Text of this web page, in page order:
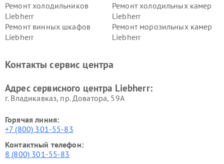
Ремонт холодильников
Liebherr
Ремонт холодильных камер
Liebherr
Ремонт винных шкафов
Liebherr
Ремонт морозильных камер
Liebherr
Контакты сервис центра
Адрес сервисного центра Liebherr:
г. Владикавказ, пр. Доватора, 59А
Горячая линия:
+7 (800) 301-55-83
Контактный телефон:
8 (800) 301-55-83